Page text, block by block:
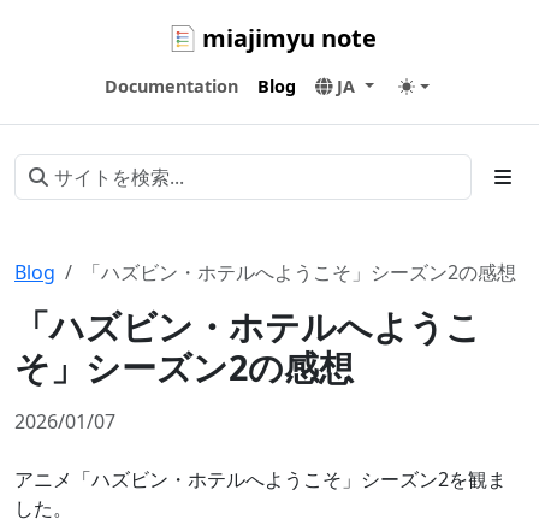
miajimyu note
Documentation Blog JA
Blog 「ハズビン・ホテルへようこそ」シーズン2の感想
「ハズビン・ホテルへようこ
そ」シーズン2の感想
2026/01/07
アニメ「ハズビン・ホテルへようこそ」シーズン2を観ま
した。